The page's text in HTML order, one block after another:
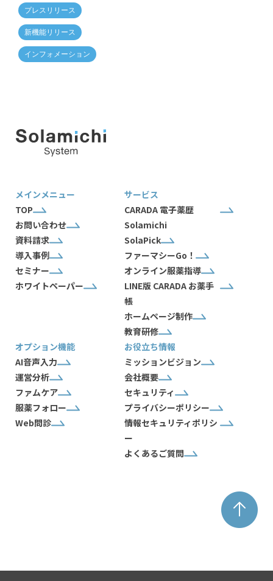
プレスリリース
新機能リリース
インフォメーション
メインメニュー
TOP
お問い合わせ
資料請求
導入事例
セミナー
ホワイトペーパー
サービス
CARADA 電子薬歴
Solamichi
SolaPick
ファーマシーGo！
オンライン服薬指導
LINE版 CARADA お薬手
帳
ホームページ制作
教育研修
オプション機能
AI音声入力
運営分析
ファムケア
服薬フォロー
Web問診
お役立ち情報
ミッションビジョン
会社概要
セキュリティ
プライバシーポリシー
情報セキュリティポリシ
ー
よくあるご質問